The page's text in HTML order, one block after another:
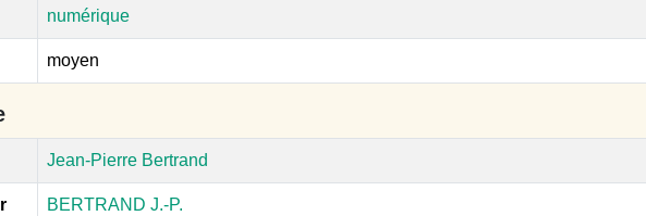
numérique
moyen
Jean-Pierre Bertrand
BERTRAND J.-P.